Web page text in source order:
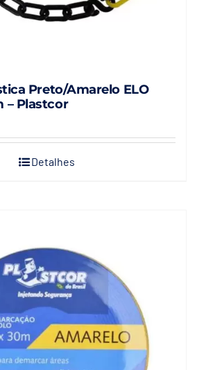
Preto/Amarelo ELO
– Plastcor
Detalhes